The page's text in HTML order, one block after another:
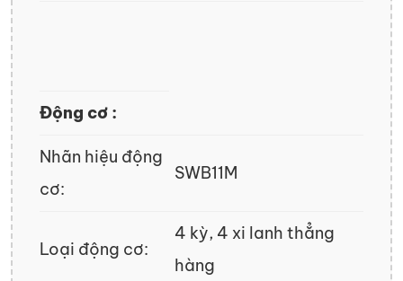
Động cơ :
Nhãn hiệu động
cơ:
SWB11M
Loại động cơ:
4 kỳ, 4 xi lanh thẳng
hàng